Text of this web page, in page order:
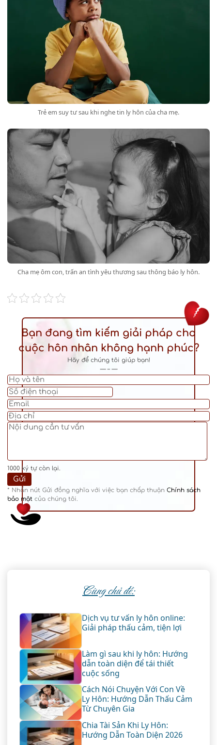
Trẻ em suy tư sau khi nghe tin ly hôn của cha mẹ.
Cha mẹ ôm con, trấn an tình yêu thương sau thông báo ly hôn.
Bạn đang tìm kiếm giải pháp cho
cuộc hôn nhân không hạnh phúc?
Hãy để chúng tôi giúp bạn!
— – —
1000 ký tự còn lại.
* Nhấn nút Gửi đồng nghĩa với việc bạn chấp thuận Chính sách
bảo mật của chúng tôi.
Cùng chủ đề:
Dịch vụ tư vấn ly hôn online:
Giải pháp thấu cảm, tiện lợi
Làm gì sau khi ly hôn: Hướng
dẫn toàn diện để tái thiết
cuộc sống
Cách Nói Chuyện Với Con Về
Ly Hôn: Hướng Dẫn Thấu Cảm
Từ Chuyên Gia
Chia Tài Sản Khi Ly Hôn:
Hướng Dẫn Toàn Diện 2026